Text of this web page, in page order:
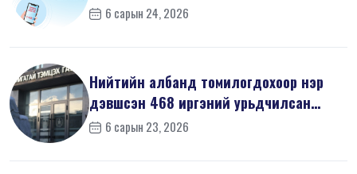
6 сарын 24, 2026
Нийтийн албанд томилогдохоор нэр
дэвшсэн 468 иргэний урьдчилсан
мэдүүл...
6 сарын 23, 2026